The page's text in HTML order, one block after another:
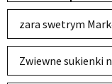
zara swetrym
Zwiewne sukienki